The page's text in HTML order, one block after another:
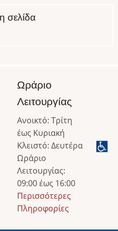
σελίδα
Ωράριο
Λειτουργίας
Ανοικτό: Τρίτη
έως Κυριακή
Κλειστό: Δευτέρα
Ωράριο
Λειτουργίας:
09:00 έως 16:00
Περισσότερες
Πληροφορίες